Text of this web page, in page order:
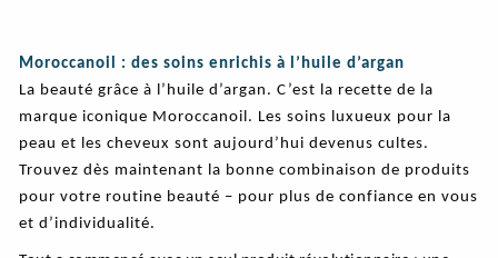
Moroccanoil : des soins enrichis à l’huile d’argan
La beauté grâce à l’huile d’argan. C’est la recette de la
marque iconique Moroccanoil. Les soins luxueux pour la
peau et les cheveux sont aujourd’hui devenus cultes.
Trouvez dès maintenant la bonne combinaison de produits
pour votre routine beauté – pour plus de confiance en vous
et d’individualité.